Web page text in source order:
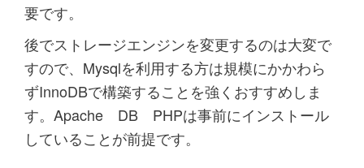
要です。
後でストレージエンジンを変更するのは大変で
すので、Mysqlを利用する方は規模にかかわら
ずInnoDBで構築することを強くおすすめしま
す。Apache DB PHPは事前にインストール
していることが前提です。